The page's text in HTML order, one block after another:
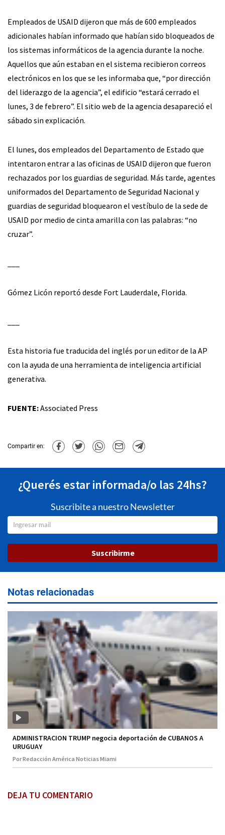
Empleados de USAID dijeron que más de 600 empleados
adicionales habían informado que habían sido bloqueados de
los sistemas informáticos de la agencia durante la noche.
Aquellos que aún estaban en el sistema recibieron correos
electrónicos en los que se les informaba que, “por dirección
del liderazgo de la agencia”, el edificio “estará cerrado el
lunes, 3 de febrero”. El sitio web de la agencia desapareció el
sábado sin explicación.
El lunes, dos empleados del Departamento de Estado que
intentaron entrar a las oficinas de USAID dijeron que fueron
rechazados por los guardias de seguridad. Más tarde, agentes
uniformados del Departamento de Seguridad Nacional y
guardias de seguridad bloquearon el vestíbulo de la sede de
USAID por medio de cinta amarilla con las palabras: “no
cruzar”.
Gómez Licón reportó desde Fort Lauderdale, Florida.
Esta historia fue traducida del inglés por un editor de la AP
con la ayuda de una herramienta de inteligencia artificial
generativa.
FUENTE:Associated Press
Compartir en:
¿Querés estar informada/o las 24hs?
Suscribite a nuestro Newsletter
Suscribirme
Notas relacionadas
ADMINISTRACION TRUMP negocia deportación de CUBANOS A
URUGUAY
Por Redacción América Noticias Miami
DEJA TU COMENTARIO